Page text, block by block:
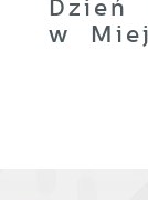
Dzień
w